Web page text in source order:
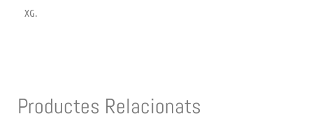
XG.
Productes Relacionats